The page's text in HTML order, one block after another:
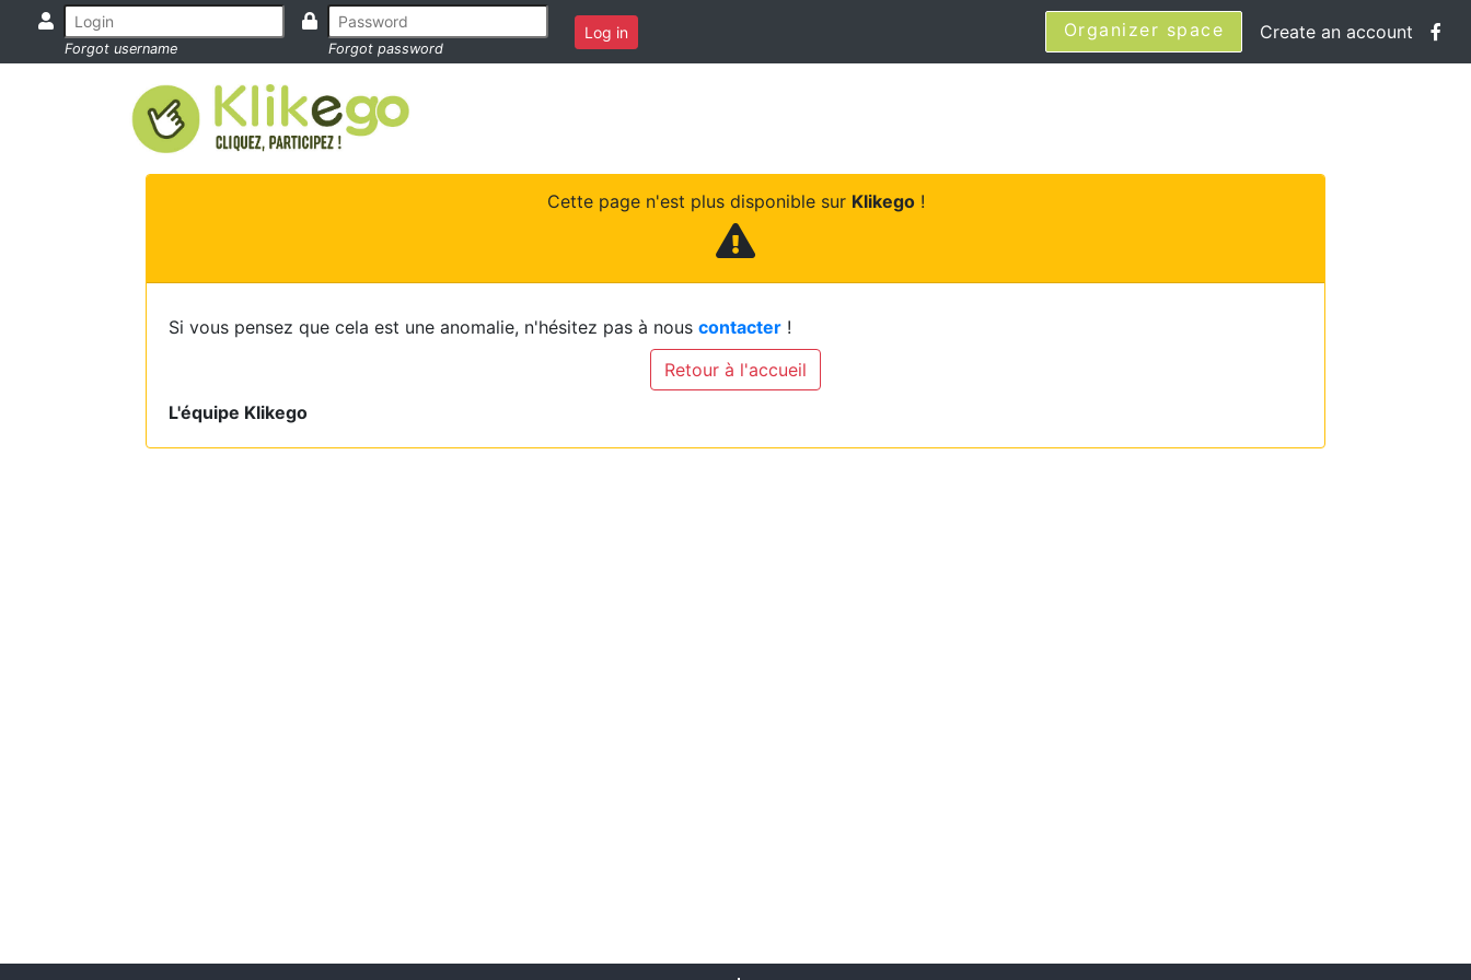
Forgot username Forgot password
Log in Organizer space Create an account
Cette page n'est plus disponible sur Klikego!
Si vous pensez que cela est une anomalie, n'hésitez pas à nous contacter !
Retour à l'accueil
L'équipe Klikego